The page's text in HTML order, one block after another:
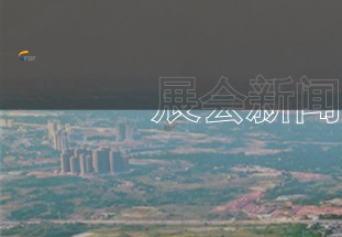
展会新闻